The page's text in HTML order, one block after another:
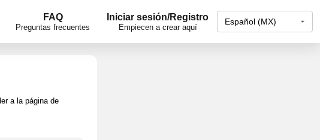
FAQ
Preguntas frecuentes
Iniciar sesión/Registro
Empiecen a crear aquí
a la página de